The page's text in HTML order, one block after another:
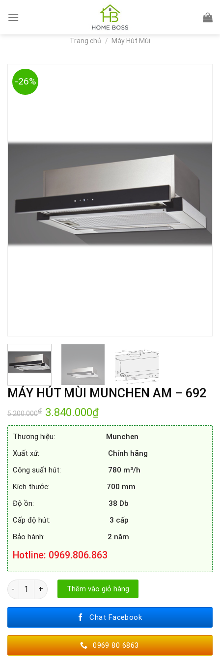
Trang chủ / Máy Hút Mùi
-26%
MÁY HÚT MÙI MUNCHEN AM – 692
5.200.000₫ Giá
gốc
là:
3.840.000₫Giá
tại
3.840.000₫.
Thương hiệu:
Munchen
Xuất xứ:
Chính hãng
Công suất hút:
780 m³/h
Kích thước: 700 mm
Độ ồn: 38 Db
Cấp độ hút: 3 cấp
Bảo hành: 2 năm
Hotline: 0969.806.863
MÁY HÚT MÙI MUNCHEN AM - 692 số lượng
Thêm vào giỏ hàng
Chat Facebook
0969 80 6863